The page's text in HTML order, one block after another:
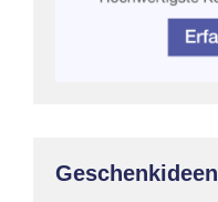
Geschenkideen